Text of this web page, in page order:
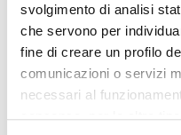
svolgimento di analisi
che servono per
fine di creare un profilo
comunicazioni o servizi
necessari al
consenso, per le altre
NEWS
AGO
IEO E MONZINO, MODELLI
ITALIA
29LUG